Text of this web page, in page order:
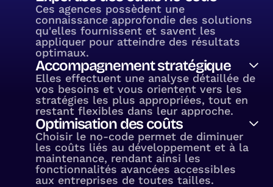
Ces agences possèdent une
connaissance approfondie des solutions
qu'elles fournissent et savent les
appliquer pour atteindre des résultats
optimaux.
Accompagnement stratégique
Elles effectuent une analyse détaillée de
vos besoins et vous orientent vers les
stratégies les plus appropriées, tout en
restant flexibles dans leur approche.
Optimisation des coûts
Choisir le no-code permet de diminuer
les coûts liés au développement et à la
maintenance, rendant ainsi les
fonctionnalités avancées accessibles
aux entreprises de toutes tailles.